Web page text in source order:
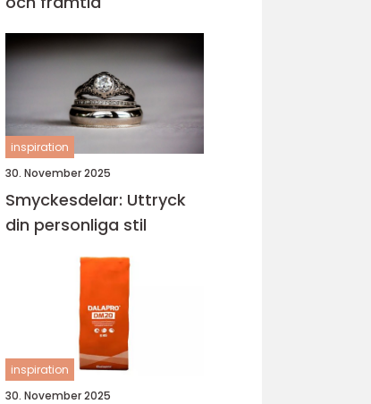
inspiration
30. November 2025
Smyckesdelar: Uttryck
din personliga stil
inspiration
30. November 2025